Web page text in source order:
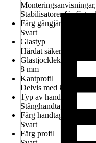
Stabilisatorer för
Färg gångjärn
Svart
Glastyp
Härdat säkerhetsglas
Glastjocklek
8 mm
Kantprofil
Delvis med kantprofil
Typ av handtag
Stånghandtag
Färg handtag
Svart
Färg profil